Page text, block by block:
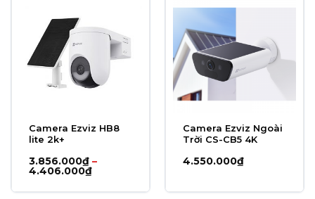
Camera Ezviz HB8
lite 2k+
3.856.000₫ –
4.406.000₫Khoảng
từ
Camera Ezviz Ngoài
Trời CS-CB5 4K
4.550.000₫